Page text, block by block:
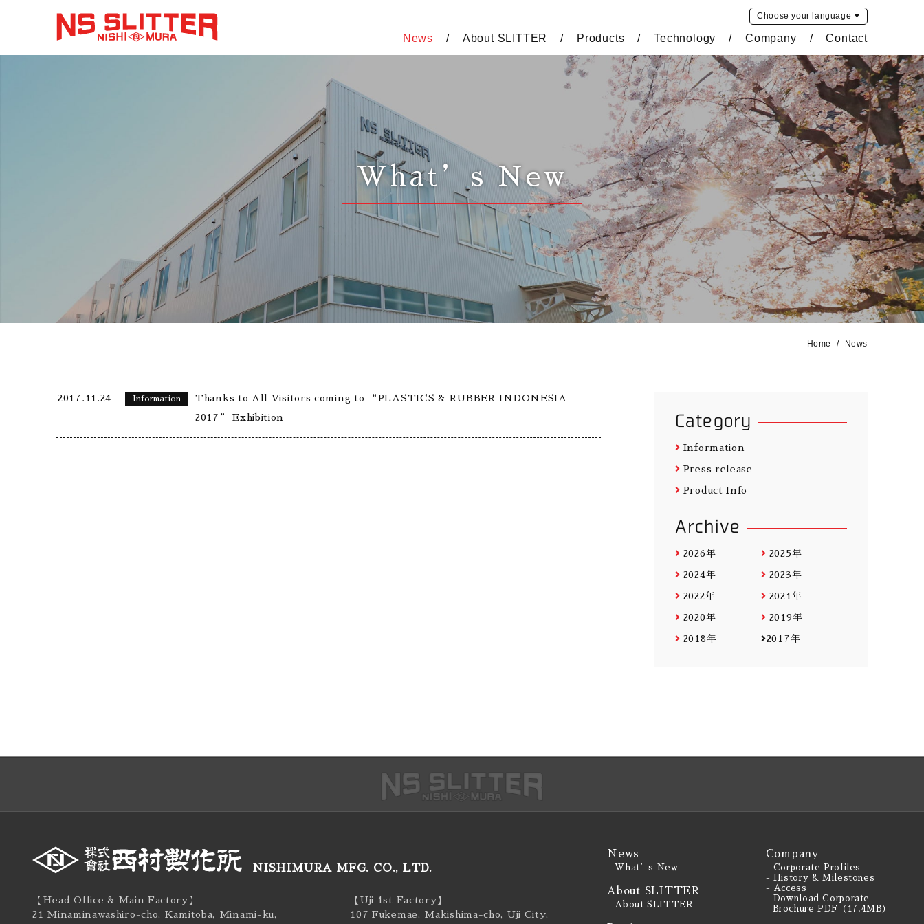
Choose your language
News About SLITTER Products Technology Company Contact
What’s New
Home News
2017.11.24 Information
Thanks to All Visitors coming to “PLASTICS & RUBBER INDONESIA
2017” Exhibition
Category
Information
Press release
Product Info
Archive
2026年 2025年
2024年 2023年
2022年 2021年
2020年 2019年
2018年 2017年
NISHIMURA MFG. CO., LTD.
【Head Office & Main Factory】
21 Minaminawashiro-cho, Kamitoba, Minami-ku,
【Uji 1st Factory】
107 Fukemae, Makishima-cho, Uji City,
News
- What’s New
About SLITTER
- About SLITTER
Company
- Corporate Profiles
- History & Milestones
- Access
- Download Corporate
Brochure PDF（17.4MB）